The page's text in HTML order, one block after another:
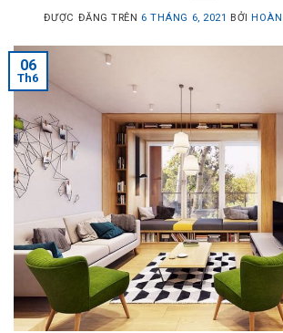
ĐƯỢC ĐĂNG TRÊN 6 THÁNG 6, 2021 BỞI
06
Th6